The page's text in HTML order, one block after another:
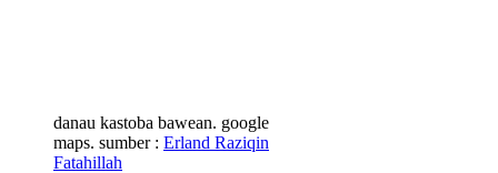
danau kastoba bawean. google
maps. sumber : Erland Raziqin
Fatahillah